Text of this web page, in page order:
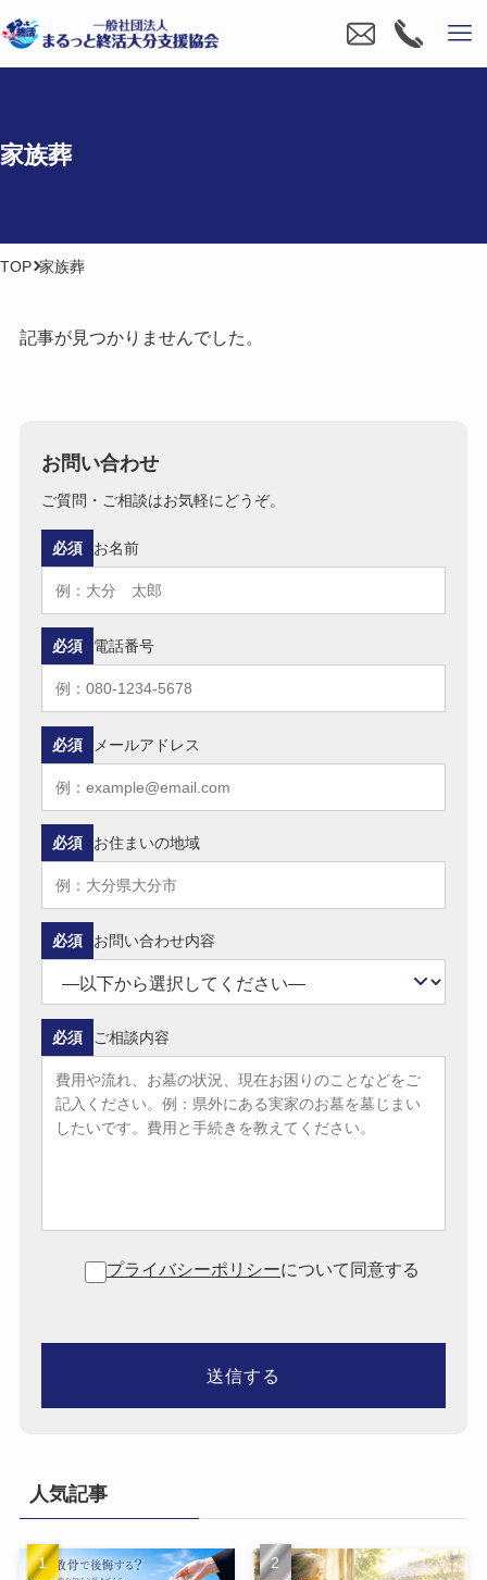
家族葬
TOP 家族葬
記事が見つかりませんでした。
お問い合わせ
ご質問・ご相談はお気軽にどうぞ。
お名前
必須
電話番号
必須
メールアドレス
必須
お住まいの地域
必須
お問い合わせ内容
必須
ご相談内容
必須
プライバシーポリシーについて同意する
人気記事